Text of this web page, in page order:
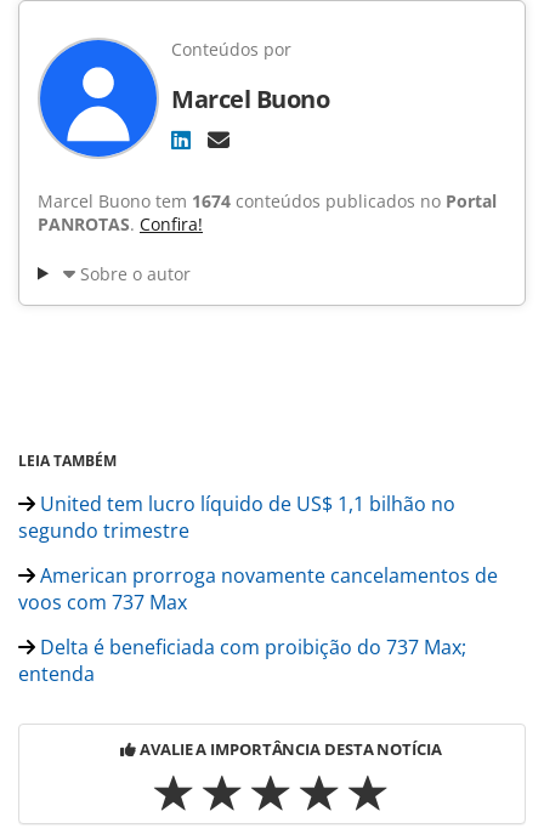
Conteúdos por
Marcel Buono
Marcel Buono tem 1674 conteúdos publicados no Portal
PANROTAS. Confira!
Sobre o autor
LEIA TAMBÉM
United tem lucro líquido de US$ 1,1 bilhão no
segundo trimestre
American prorroga novamente cancelamentos de
voos com 737 Max
Delta é beneficiada com proibição do 737 Max;
entenda
AVALIE A IMPORTÂNCIA DESTA NOTÍCIA